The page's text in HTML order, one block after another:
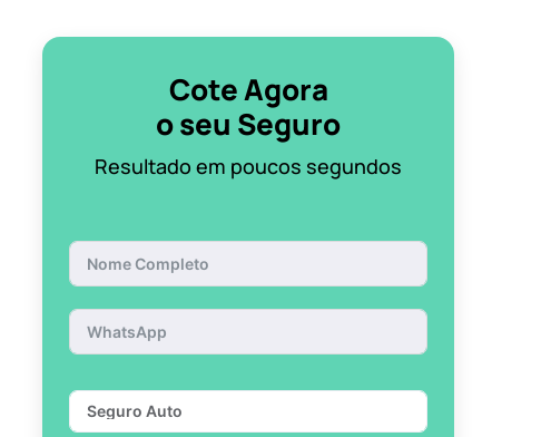
Cote Agora
o seu Seguro
Resultado em poucos segundos